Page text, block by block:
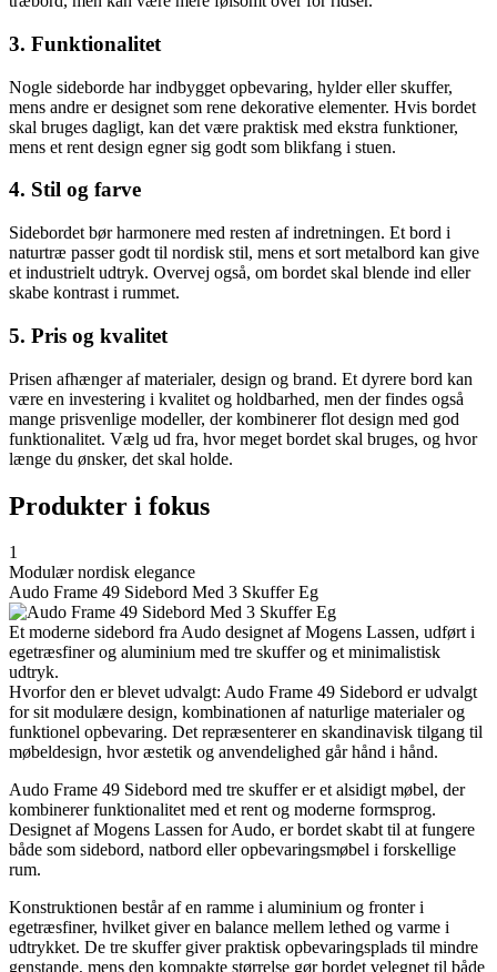
3. Funktionalitet
Nogle sideborde har indbygget opbevaring, hylder eller skuffer,
mens andre er designet som rene dekorative elementer. Hvis bordet
skal bruges dagligt, kan det være praktisk med ekstra funktioner,
mens et rent design egner sig godt som blikfang i stuen.
4. Stil og farve
Sidebordet bør harmonere med resten af indretningen. Et bord i
naturtræ passer godt til nordisk stil, mens et sort metalbord kan give
et industrielt udtryk. Overvej også, om bordet skal blende ind eller
skabe kontrast i rummet.
5. Pris og kvalitet
Prisen afhænger af materialer, design og brand. Et dyrere bord kan
være en investering i kvalitet og holdbarhed, men der findes også
mange prisvenlige modeller, der kombinerer flot design med god
funktionalitet. Vælg ud fra, hvor meget bordet skal bruges, og hvor
længe du ønsker, det skal holde.
Produkter i fokus
1
Modulær nordisk elegance
Audo Frame 49 Sidebord Med 3 Skuffer Eg
Et moderne sidebord fra Audo designet af Mogens Lassen, udført i
egetræsfiner og aluminium med tre skuffer og et minimalistisk
udtryk.
Hvorfor den er blevet udvalgt: Audo Frame 49 Sidebord er udvalgt
for sit modulære design, kombinationen af naturlige materialer og
funktionel opbevaring. Det repræsenterer en skandinavisk tilgang til
møbeldesign, hvor æstetik og anvendelighed går hånd i hånd.
Audo Frame 49 Sidebord med tre skuffer er et alsidigt møbel, der
kombinerer funktionalitet med et rent og moderne formsprog.
Designet af Mogens Lassen for Audo, er bordet skabt til at fungere
både som sidebord, natbord eller opbevaringsmøbel i forskellige
rum.
Konstruktionen består af en ramme i aluminium og fronter i
egetræsfiner, hvilket giver en balance mellem lethed og varme i
udtrykket. De tre skuffer giver praktisk opbevaringsplads til mindre
genstande, mens den kompakte størrelse gør bordet velegnet til både